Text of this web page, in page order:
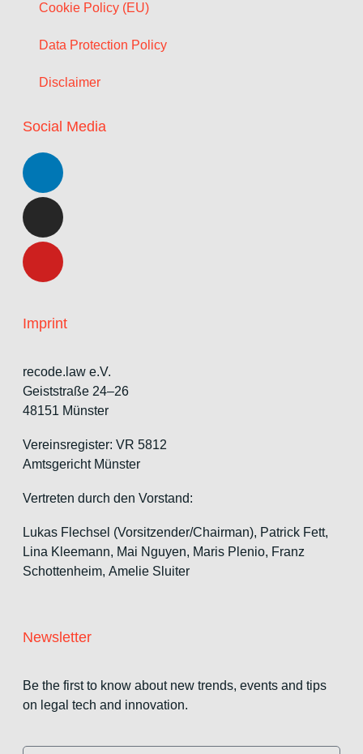
Cookie Policy (EU)
Data Protection Policy
Disclaimer
Social Media
Imprint
recode.law e.V.
Geiststraße 24–26
48151 Münster
Vereinsregister: VR 5812
Amtsgericht Münster
Vertreten durch den Vorstand:
Lukas Flechsel (Vorsitzender/Chairman), Patrick Fett,
Lina Kleemann, Mai Nguyen, Maris Plenio, Franz
Schottenheim, Amelie Sluiter
Newsletter
Be the first to know about new trends, events and tips
on legal tech and innovation.